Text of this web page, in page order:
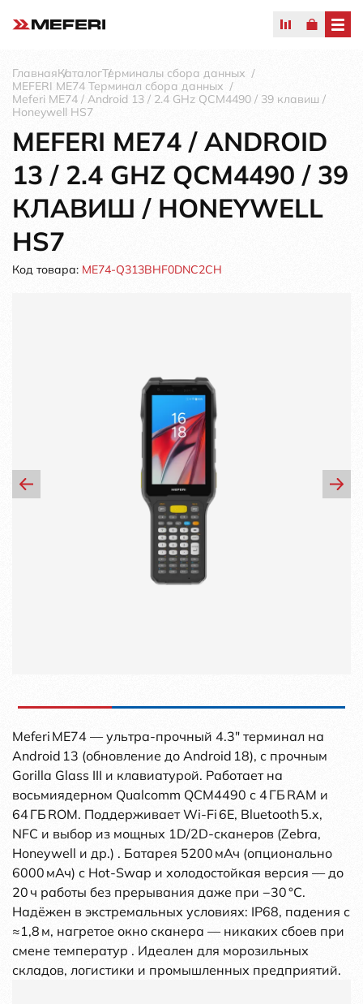
ГлавнаяКаталогТерминалы сбора данных
MEFERI ME74 Терминал сбора данных
Meferi ME74 / Android 13 / 2.4 GHz QCM4490 / 39 клавиш /
Honeywell HS7
MEFERI ME74 / ANDROID
13 / 2.4 GHZ QCM4490 / 39
КЛАВИШ / HONEYWELL
HS7
Код товара: ME74-Q313BHF0DNC2CH
Meferi ME74 — ультра‑прочный 4.3″ терминал на
Android 13 (обновление до Android 18), с прочным
Gorilla Glass III и клавиатурой. Работает на
восьмиядерном Qualcomm QCM4490 с 4 ГБ RAM и
64 ГБ ROM. Поддерживает Wi‑Fi 6E, Bluetooth 5.x,
NFC и выбор из мощных 1D/2D‑сканеров (Zebra,
Honeywell и др.) . Батарея 5200 мАч (опционально
6000 мАч) с Hot‑Swap и холодостойкая версия — до
20 ч работы без прерывания даже при −30 °C.
Надёжен в экстремальных условиях: IP68, падения с
≈1,8 м, нагретое окно сканера — никаких сбоев при
смене температур . Идеален для морозильных
складов, логистики и промышленных предприятий.